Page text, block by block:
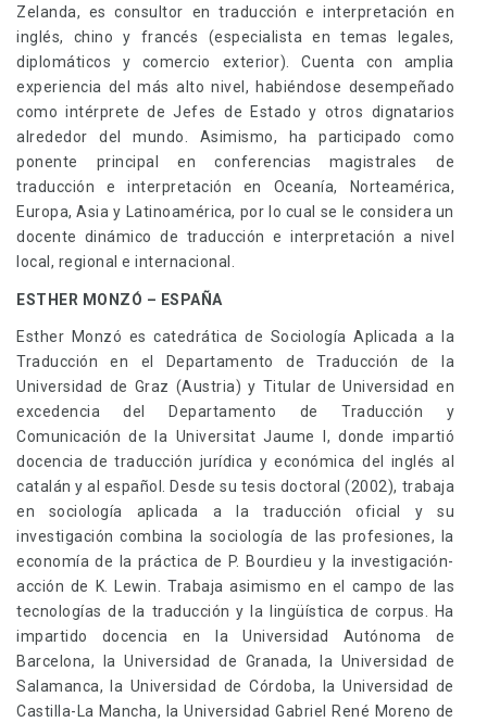
Zelanda, es consultor en traducción e interpretación en
inglés, chino y francés (especialista en temas legales,
diplomáticos y comercio exterior). Cuenta con amplia
experiencia del más alto nivel, habiéndose desempeñado
como intérprete de Jefes de Estado y otros dignatarios
alrededor del mundo. Asimismo, ha participado como
ponente principal en conferencias magistrales de
traducción e interpretación en Oceanía, Norteamérica,
Europa, Asia y Latinoamérica, por lo cual se le considera un
docente dinámico de traducción e interpretación a nivel
local, regional e internacional.
ESTHER MONZÓ – ESPAÑA
Esther Monzó es catedrática de Sociología Aplicada a la
Traducción en el Departamento de Traducción de la
Universidad de Graz (Austria) y Titular de Universidad en
excedencia del Departamento de Traducción y
Comunicación de la Universitat Jaume I, donde impartió
docencia de traducción jurídica y económica del inglés al
catalán y al español. Desde su tesis doctoral (2002), trabaja
en sociología aplicada a la traducción oficial y su
investigación combina la sociología de las profesiones, la
economía de la práctica de P. Bourdieu y la investigación-
acción de K. Lewin. Trabaja asimismo en el campo de las
tecnologías de la traducción y la lingüística de corpus. Ha
impartido docencia en la Universidad Autónoma de
Barcelona, la Universidad de Granada, la Universidad de
Salamanca, la Universidad de Córdoba, la Universidad de
Castilla-La Mancha, la Universidad Gabriel René Moreno de